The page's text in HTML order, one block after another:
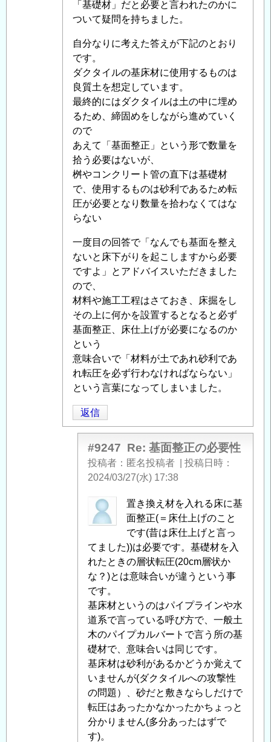
整
正
の
必
要
性 」
へ
の
返
信
「基礎材」だと必要と言われたのかに
ついて疑問を持ちました。
自分なりに考えた答えが下記のとおり
です。
ダクタイルの基床材に使用するものは
良質土を想定しています。
最終的にはダクタイルは土の中に埋め
るため、締固めをしながら進めていく
ので
あえて「基面整正」という形で数量を
拾う必要はないが、
桝やコンクリート管の直下は基礎材
で、使用するものは砂利であるため転
圧が必要となり数量を拾わなくてはな
らない
一度目の回答で「なんでも基面を整え
ないと床下がりを起こしますから必要
ですよ」とアドバイスいただきました
ので、
材料や施工工程はさておき、床掘をし
その上に何かを設置するとなると必ず
基面整正、床仕上げが必要になるのか
という
意味合いで「材料が土であれ砂利であ
れ転圧を必ず行わなければならない」
という言葉になってしまいました。
返信
#9247 Re: 基面整正の必要性
投稿者 匿名投稿者
投稿日時
2024/03/27(水) 17:38
匿
名
稿
者
に
よ
る
「Re:
基
面
整
正
の
必
要
性」
置き換え材を入れる床に基
面整正(＝床仕上げのこと
です(昔は床仕上げと言っ
てました))は必要です。基礎材を入
れたときの層状転圧(20cm層状か
な？)とは意味合いが違うという事
です。
基床材というのはパイプラインや水
道系で言っている呼び方で、一般土
木のパイプカルバートで言う所の基
礎材で、意味合いは同じです。
基床材は砂利があるかどうか覚えて
いませんが(ダクタイルへの攻撃性
の問題）、砂だと敷きならしだけで
転圧はあったかなかったかちょっと
分かりません(多分あったはずで
す)。